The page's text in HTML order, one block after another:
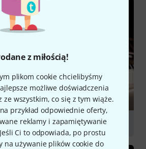
z miłością!
plikom cookie chcielibyśmy
możliwe doświadczenia
ze wszystkim, co się z tym wiąże.
przykład odpowiednie oferty,
reklamy i zapamiętywanie
Ci to odpowiada, po prostu
na używanie plików cookie do